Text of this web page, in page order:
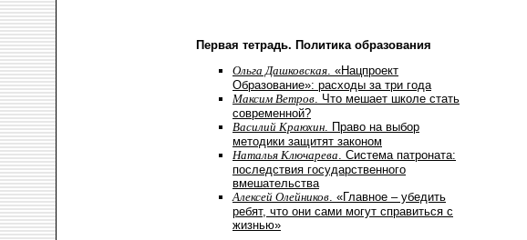
Первая тетрадь. Политика образования
Ольга Дашковская. «Нацпроект
Образование»: расходы за три года
Максим Ветров. Что мешает школе стать
современной?
Василий Краюхин. Право на выбор
методики защитят законом
Наталья Ключарева. Система патроната:
последствия государственного
вмешательства
Алексей Олейников. «Главное – убедить
ребят, что они сами могут справиться с
жизнью»